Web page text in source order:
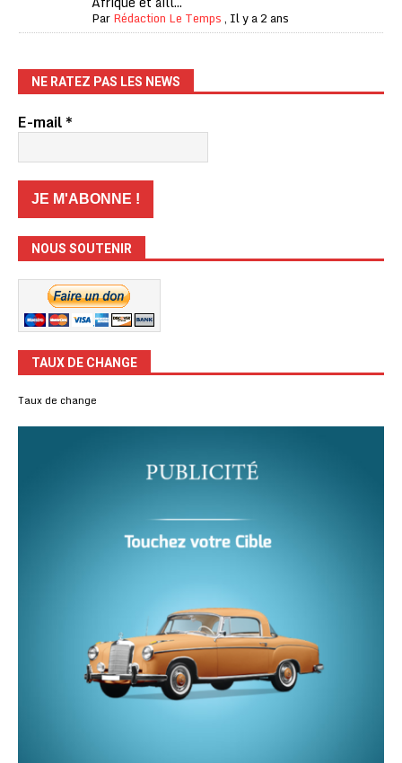
ParRédaction Le Temps, Il y a 2 ans
NE RATEZ PAS LES NEWS
E-mail*
NOUS SOUTENIR
TAUX DE CHANGE
Taux de change